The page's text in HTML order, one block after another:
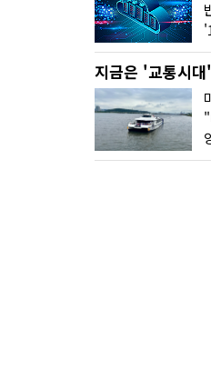
지금은 '교통시대'